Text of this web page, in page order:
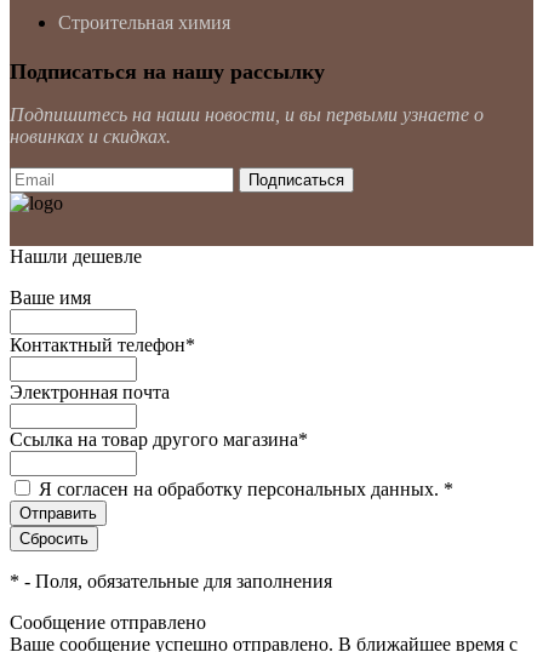
Строительная химия
Подписаться на нашу рассылку
Подпишитесь на наши новости, и вы первыми узнаете о
новинках и скидках.
Нашли дешевле
Ваше имя
Контактный телефон*
Электронная почта
Ссылка на товар другого магазина*
Я согласен на обработку персональных данных. *
* - Поля, обязательные для заполнения
Сообщение отправлено
Ваше сообщение успешно отправлено. В ближайшее время с